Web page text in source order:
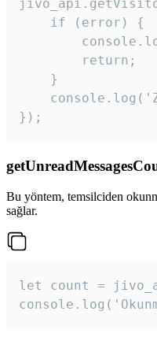
    if (error) {
        return;
    }
});
Bu yöntem, temsilciden
sağlar.
let count =